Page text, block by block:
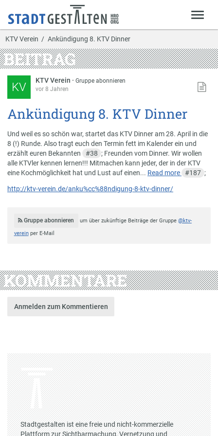
KTV Verein Ankündigung 8. KTV Dinner
BEITRAG
KV KTV Verein ·Gruppe abonnieren
vor 8 Jahren
Ankündigung 8. KTV Dinner
Und weil es so schön war, startet das KTV Dinner am 28. April in die
8 (!) Runde. Also tragt euch den Termin fett im Kalender ein und
erzählt euren Bekannten
#38 ; Freunden vom Dinner. Wir wollen
alle KTVler kennen lernen!!! Mitmachen kann jeder, der in der KTV
eine Kochmöglichkeit hat und Lust auf einen... Read more #187 ;
http://ktv-verein.de/anku%cc%88ndigung-8-ktv-dinner/
Gruppe abonnieren um über zukünftige Beiträge der Gruppe @ktv-
vereinper E-Mail
KOMMENTARE
Anmelden zum Kommentieren
Stadtgestalten ist eine freie und nicht-kommerzielle
Plattform zur Sichtbarmachung, Vernetzung und